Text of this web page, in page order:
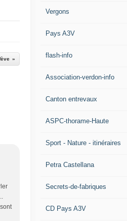
Vergons
Pays A3V
flash-info
Association-verdon-info
Canton entrevaux
ASPC-thorame-Haute
Sport - Nature - itinéraires
Petra Castellana
Secrets-de-fabriques
CD Pays A3V